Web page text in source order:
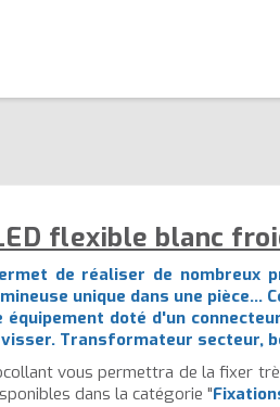
flexible blanc
de réaliser de nombreux
unique dans une
doté d'un
. Transformateur secteur,
vous permettra de la fixer
dans la catégorie "